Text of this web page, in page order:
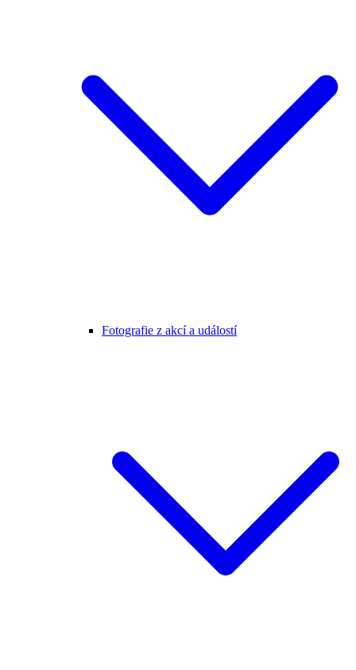
Fotografie z akcí a událostí